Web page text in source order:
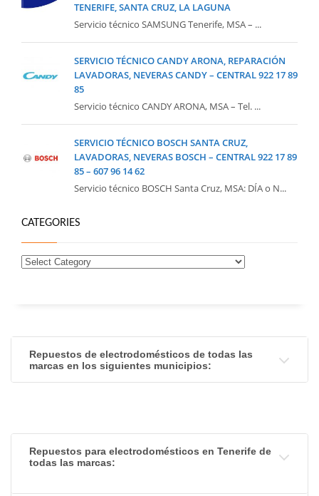
TENERIFE, SANTA CRUZ, LA LAGUNA
Servicio técnico SAMSUNG Tenerife, MSA – ...
SERVICIO TÉCNICO CANDY ARONA, REPARACIÓN
LAVADORAS, NEVERAS CANDY – CENTRAL 922 17 89
85
Servicio técnico CANDY ARONA, MSA – Tel. ...
SERVICIO TÉCNICO BOSCH SANTA CRUZ,
LAVADORAS, NEVERAS BOSCH – CENTRAL 922 17 89
85 – 607 96 14 62
Servicio técnico BOSCH Santa Cruz, MSA: DÍA o N...
CATEGORIES
Repuestos de electrodomésticos de todas las
marcas en los siguientes municipios:
Repuestos para electrodomésticos en Tenerife de
todas las marcas: